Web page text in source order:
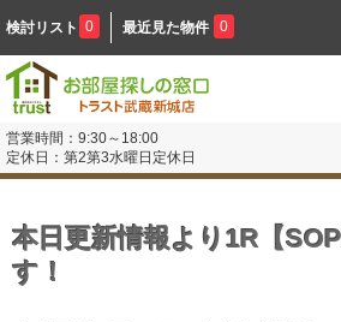
検討リスト 0 最近見た物件 0
営業時間：9:30～18:00
定休日：第2第3水曜日定休日
本日更新情報より1R【
す！